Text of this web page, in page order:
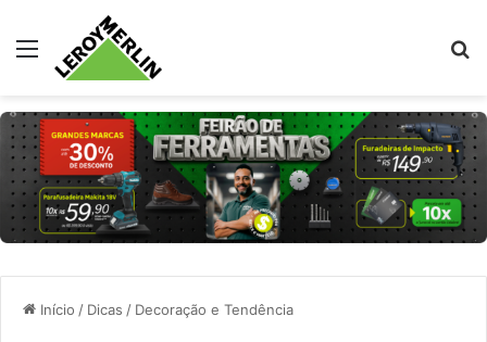
Menu
Início / Dicas / Decoração e Tendência